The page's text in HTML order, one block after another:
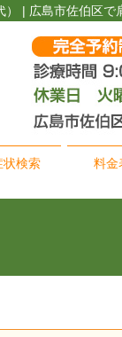
| 広島市佐伯区
状検索 料金